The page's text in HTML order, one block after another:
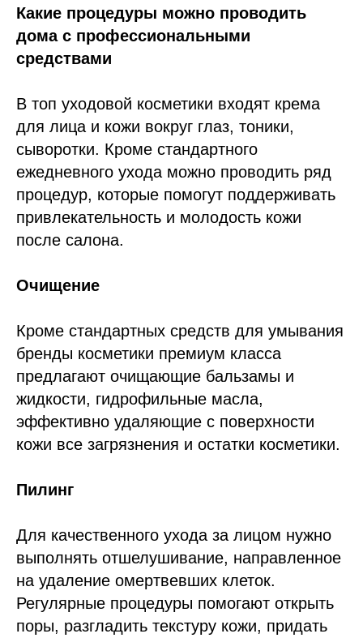
Какие процедуры можно проводить
дома с профессиональными
средствами
В топ уходовой косметики входят крема
для лица и кожи вокруг глаз, тоники,
сыворотки. Кроме стандартного
ежедневного ухода можно проводить ряд
процедур, которые помогут поддерживать
привлекательность и молодость кожи
после салона.
Очищение
Кроме стандартных средств для умывания
бренды косметики премиум класса
предлагают очищающие бальзамы и
жидкости, гидрофильные масла,
эффективно удаляющие с поверхности
кожи все загрязнения и остатки косметики.
Пилинг
Для качественного ухода за лицом нужно
выполнять отшелушивание, направленное
на удаление омертвевших клеток.
Регулярные процедуры помогают открыть
поры, разгладить текстуру кожи, придать